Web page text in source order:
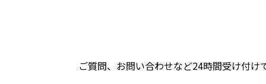
ご質問、お問い合わせなど24時間受け付け